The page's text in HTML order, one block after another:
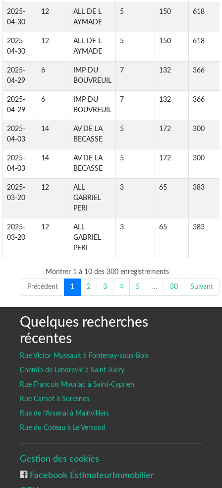
2025-
04-30
12
ALL DE L
AYMADE
5 150 618
2025-
04-30
12
ALL DE L
AYMADE
5 150 618
2025-
04-29
6
IMP DU
BOUVREUIL
7 132 366
2025-
04-29
6
IMP DU
BOUVREUIL
7 132 366
2025-
04-03
14
AV DE LA
BECASSE
5 172 300
2025-
04-03
14
AV DE LA
BECASSE
5 172 300
2025-
03-20
12
ALL
GABRIEL
PERI
3 65 383
2025-
03-20
12
ALL
GABRIEL
PERI
3 65 383
Montrer 1 à 10 des 300 enregistrements
Précédent 1 2 3 4 5 … 30 Suivant
Quelques recherches
récentes
Rue Victor Mussault à Fontenay-sous-Bois
Chemin de Lendrevié à Saint-Juéry
Rue Francois Mauriac à Saint-Cyprien
Rue Carnot à Suresnes
Rue de l’Arsenal à Mainvilliers
Rue du Coteau à Le Versoud
Gestion des cookies
Facebook EstimateurImmobilier